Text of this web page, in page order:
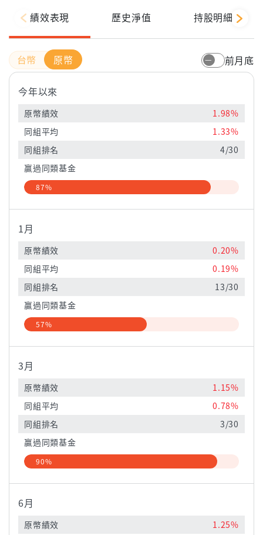
績效表現 歷史淨值 持股明細
原幣 前月底
今年以來
原幣績效
1.98%
同組平均
1.33%
同組排名
4/30
贏過同類基金
87%
1月
原幣績效
0.20%
同組平均
0.19%
同組排名
13/30
贏過同類基金
57%
3月
原幣績效
1.15%
同組平均
0.78%
同組排名
3/30
贏過同類基金
90%
6月
原幣績效
1.25%